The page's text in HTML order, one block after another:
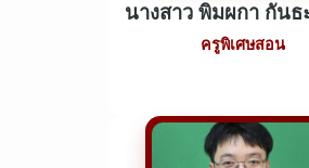
นางสาว พิมผกา กันธ
ครูพิเศษสอน